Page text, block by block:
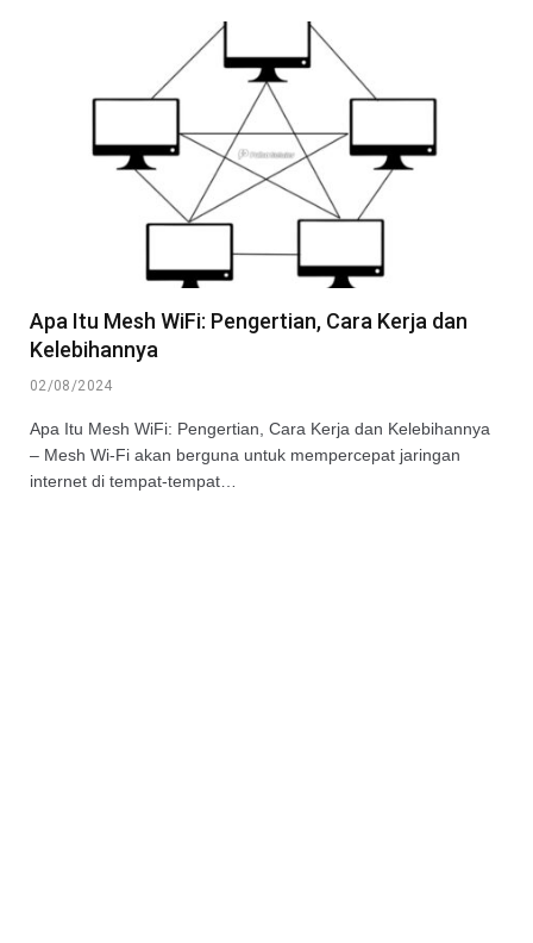
Apa Itu Mesh WiFi: Pengertian, Cara Kerja dan
Kelebihannya
02/08/2024
Apa Itu Mesh WiFi: Pengertian, Cara Kerja dan Kelebihannya
– Mesh Wi-Fi akan berguna untuk mempercepat jaringan
internet di tempat-tempat…